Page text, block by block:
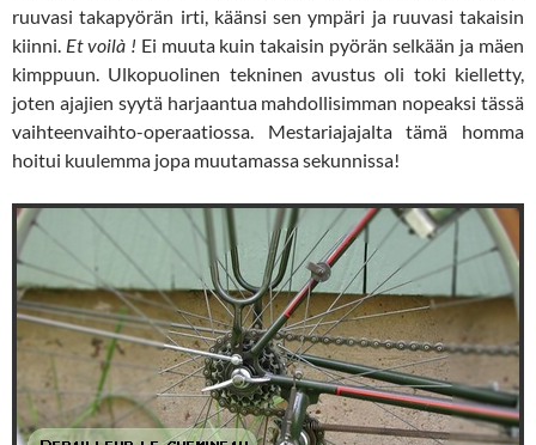
ruuvasi takapyörän irti, käänsi sen ympäri ja ruuvasi takaisin
kiinni. Et voilà ! Ei muuta kuin takaisin pyörän selkään ja mäen
kimppuun. Ulkopuolinen tekninen avustus oli toki kielletty,
joten ajajien syytä harjaantua mahdollisimman nopeaksi tässä
vaihteenvaihto-operaatiossa. Mestariajajalta tämä homma
hoitui kuulemma jopa muutamassa sekunnissa!